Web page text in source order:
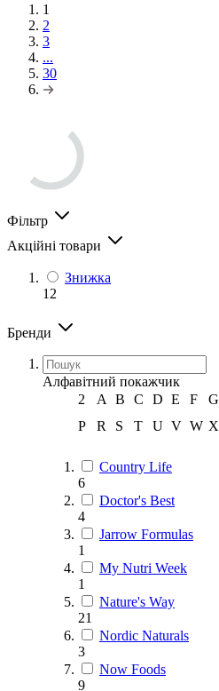
1
2
3
...
30
Фільтр
Акційні товари
Знижка
12
Бренди
Алфавітний покажчик
2
A B C D E F G
P
R S T U V W X
Country Life
6
Doctor's Best
4
Jarrow Formulas
1
My Nutri Week
1
Nature's Way
21
Nordic Naturals
3
Now Foods
9